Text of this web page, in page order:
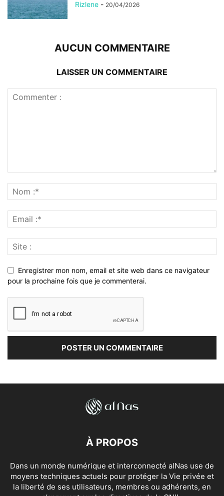
Rizlene - 20/04/2026
AUCUN COMMENTAIRE
LAISSER UN COMMENTAIRE
Enregistrer mon nom, email et site web dans ce navigateur
pour la prochaine fois que je commenterai.
À PROPOS
Dans un monde numérique et interconnecté alNas use de
moyens techniques actuels pour protéger la Vie privée et
la liberté de ses utilisateurs, membres ou adhérents, en